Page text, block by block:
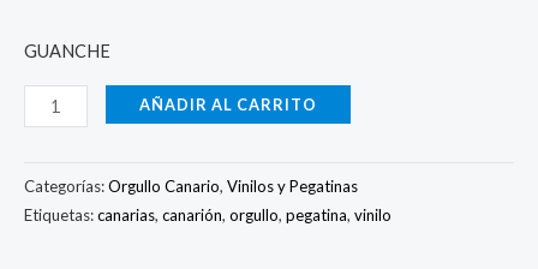
GUANCHE
AÑADIR AL CARRITO
Categorías:Orgullo Canario, Vinilos y Pegatinas
Etiquetas:canarias, canarión, orgullo, pegatina, vinilo